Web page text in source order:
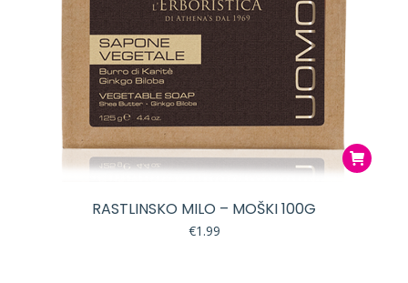
RASTLINSKO MILO – MOŠKI 100G
€1.99